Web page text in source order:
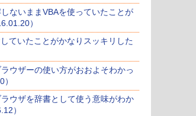
ないままVBAを使っていたことが
）
ていたことがかなりスッキリした
ウザーの使い方がおおよそわかっ
ウザを辞書として使う意味がわか
）